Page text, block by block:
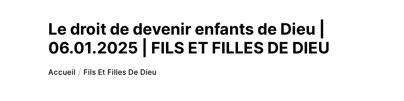
Le droit de devenir enfants de Dieu |
06.01.2025 | FILS ET FILLES DE DIEU
Accueil Fils Et Filles De Dieu